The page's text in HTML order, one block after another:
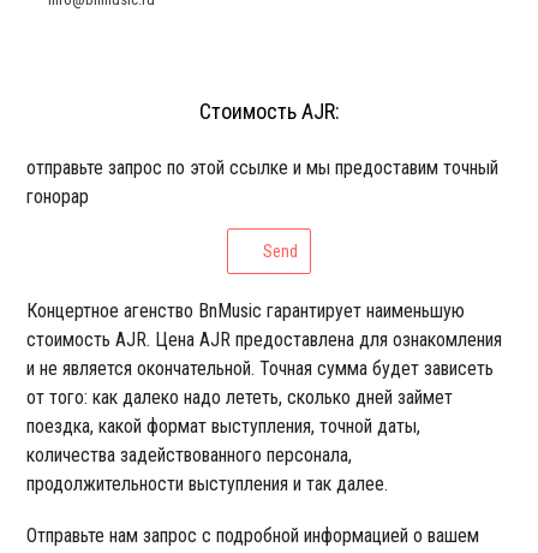
Стоимость AJR:
отправьте запрос по этой ссылке и мы предоставим точный
гонорар
Send
Концертное агенство BnMusic гарантирует наименьшую
стоимость AJR. Цена AJR предоставлена для ознакомления
и не является окончательной. Точная сумма будет зависеть
от того: как далеко надо лететь, сколько дней займет
поездка, какой формат выступления, точной даты,
количества задействованного персонала,
продолжительности выступления и так далее.
Отправьте нам запрос с подробной информацией о вашем